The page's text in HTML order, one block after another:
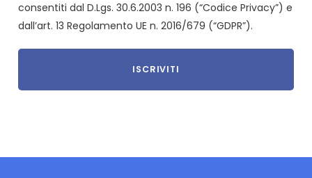
consentiti dal D.Lgs. 30.6.2003 n. 196 (“Codice Privacy”) e
dall’art. 13 Regolamento UE n. 2016/679 (“GDPR”).